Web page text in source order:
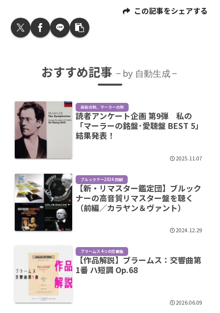
この記事をシェアする
おすすめ記事 by 自動生成
芸術の秋、マーラーの秋
読者アンケート企画 第9弾 私の
「マーラーの銘盤･愛聴盤 BEST 5」
結果発表！
2025.11.07
ブルックナー2024 回顧
【新・リマスター鑑定団】ブルック
ナーの高音質リマスター盤を聴く
（前編／カラヤン＆ヴァント）
2024.12.29
ブラームス 4つの交響曲
【作品解説】ブラームス：交響曲第
1番 ハ短調 Op.68
2026.06.09